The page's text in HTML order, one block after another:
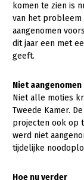
Webinars
Over LTO
LTO Nederland
Bestuur en
Jaarverslag
Vacatures
Pers
komen te zien is
van het probleem
aangenomen
dit jaar een met
geeft.
Niet
Niet alle moties
Tweede Kamer.
projecten ook op
werd niet
tijdelijke
Hoe nu verder